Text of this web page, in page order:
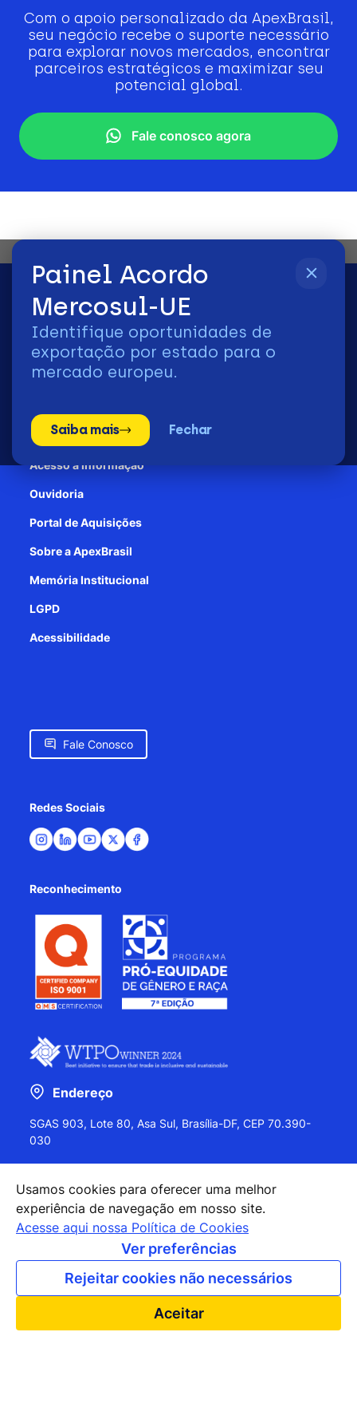
Com o apoio personalizado da ApexBrasil,
seu negócio recebe o suporte necessário
para explorar novos mercados, encontrar
parceiros estratégicos e maximizar seu
potencial global.
Fale conosco agora
Painel Acordo
Mercosul-UE
Identifique oportunidades de
exportação por estado para o
mercado europeu.
Saiba mais Fechar
2026 | © Todos os Direitos Reservados - ApexBrasil
Patrocínio
Acesso à informação
Ouvidoria
Portal de Aquisições
Sobre a ApexBrasil
Memória Institucional
LGPD
Acessibilidade
Fale Conosco
Redes Sociais
Reconhecimento
Endereço
SGAS 903, Lote 80, Asa Sul, Brasília-DF, CEP 70.390-
030
+55 (61) 2027-0202
+55 (61) 2027-0203
apexbrasil@apexbrasil.com.br
Nossos escritórios pelo mundo
Usamos cookies para oferecer uma melhor
experiência de navegação em nosso site.
Acesse aqui nossa Política de Cookies
Ver preferências
Rejeitar cookies não necessários
Aceitar